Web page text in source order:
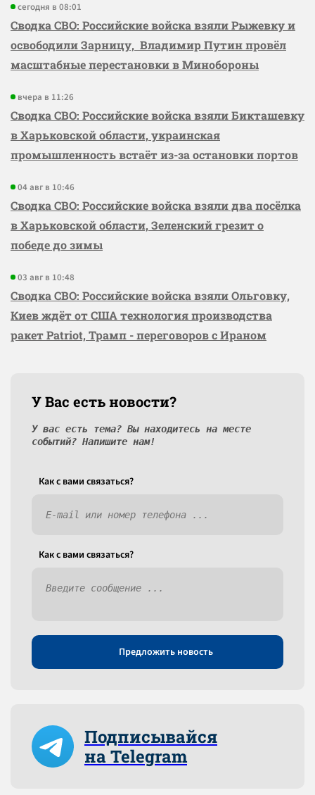
сегодня в 08:01
Сводка СВО: Российские войска взяли Рыжевку и
освободили Зарницу, Владимир Путин провёл
масштабные перестановки в Минобороны
вчера в 11:26
Сводка СВО: Российские войска взяли Бикташевку
в Харьковской области, украинская
промышленность встаёт из-за остановки портов
04 авг в 10:46
Сводка СВО: Российские войска взяли два посёлка
в Харьковской области, Зеленский грезит о
победе до зимы
03 авг в 10:48
Сводка СВО: Российские войска взяли Ольговку,
Киев ждёт от США технология производства
ракет Patriot, Трамп - переговоров с Ираном
У Вас есть новости?
У вас есть тема? Вы находитесь на месте
событий? Напишите нам!
Как c вами связаться?
Как c вами связаться?
Предложить новость
Подписывайся
на Telegram